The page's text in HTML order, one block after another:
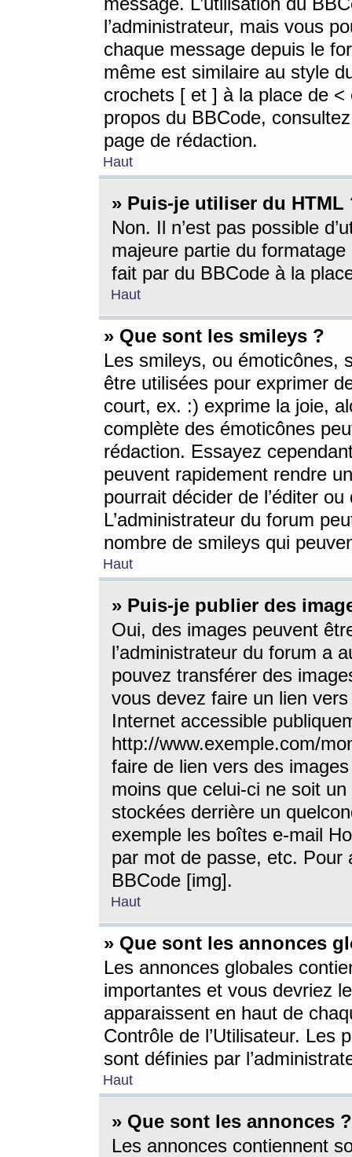
l’administrateur, mais vous
chaque message depuis le
même est similaire au style
crochets [ et ] à la place de <
propos du BBCode,
page de rédaction.
Haut
» Puis-je utiliser du HTML
Non. Il n’est pas possible
majeure partie du
fait par du BBCode à la
Haut
» Que sont les smileys ?
Les smileys, ou émoticônes,
être utilisées pour exprimer
court, ex. :) exprime la joie,
complète des émoticônes
rédaction. Essayez
peuvent rapidement rendre
pourrait décider de l’éditer
L’administrateur du forum
nombre de smileys qui
Haut
» Puis-je publier des
Oui, des images peuvent
l’administrateur du forum a
pouvez transférer des
vous devez faire un lien
Internet accessible
http://www.exemple.com/
faire de lien vers des
moins que celui-ci ne soit
stockées derrière un
exemple les boîtes e-mail
par mot de passe, etc. Pour
BBCode [img].
Haut
» Que sont les annonces
Les annonces globales
importantes et vous devriez
apparaissent en haut de
Contrôle de l’Utilisateur. Les
sont définies par
Haut
» Que sont les annonces ?
Les annonces contiennent